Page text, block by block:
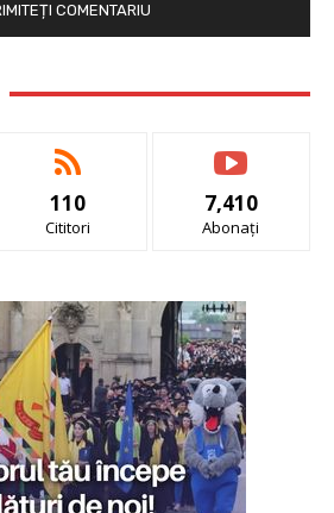
110
Cititori
7,410
Abonați